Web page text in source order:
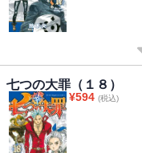
七つの大罪（１８）
¥594 (税込)